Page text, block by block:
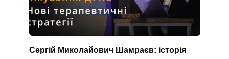
Сергій Миколайович Шамраєв: історія